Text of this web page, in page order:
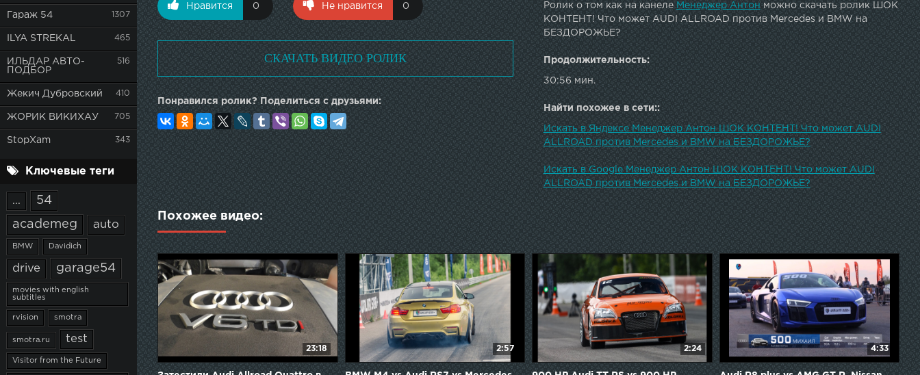
Гараж 54 1307
ILYA STREKAL 465
ИЛЬДАР АВТО-
ПОДБОР
516
Жекич Дубровский 410
ЖОРИК ВИКИХАУ 705
StopXam 343
Ключевые теги
... 54
academeg auto
BMW Davidich
drive garage54
movies with english
subtitles
rvision smotra
smotra.ru test
Visitor from the Future
ПРОФЕССИОНАЛЬНАЯ ХИМЧИСТКА САЛОНОВ• ПОЛИРОВКОЙ
КУЗОВА• ШУМОИЗОЛЯЦИЕЙ+79611731175www.ct-tuning.ru---------------
--------------------------------------------------------------------------------------
-----РЕКЛАМА НА КАНАЛЕ: agunterev@Gmail.com--------------------------
--------------------------------------------------------------------------------
Видеосъемка с коптера: ---------------------------------------------------------
------------------------------------------------Музыка из видео: -----------------
--------------------------------------------------------------------------------------
---Игорь Денис в Instagram Антон в Instagram
Ролик о том как на канелеМенеджер Антонможно скачать ролик ШОК
КОНТЕНТ! Что может AUDI ALLROAD против Mercedes и BMW на
БЕЗДОРОЖЬЕ?
Продолжительность:
30:56 мин.
Найти похожее в сети::
Искать в Яндексе Менеджер Антон ШОК КОНТЕНТ! Что может AUDI
ALLROAD против Mercedes и BMW на БЕЗДОРОЖЬЕ?
Искать в Google Менеджер Антон ШОК КОНТЕНТ! Что может AUDI
ALLROAD против Mercedes и BMW на БЕЗДОРОЖЬЕ?
Нравится 0 Не нравится 0
СКАЧАТЬ ВИДЕО РОЛИК
Понравился ролик? Поделиться с друзьями:
Похожее видео:
23:18 2:57 2:24 4:33